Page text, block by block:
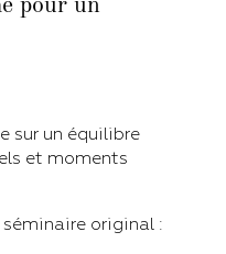
pour un
sur un équilibre
et moments
original :